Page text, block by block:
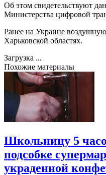
Об этом свидетельствуют
Министерства цифровой
Ранее на Украине
Харьковской областях.
Загрузка ...
Похожие материалы
Школьницу 5
подсобке
украденной